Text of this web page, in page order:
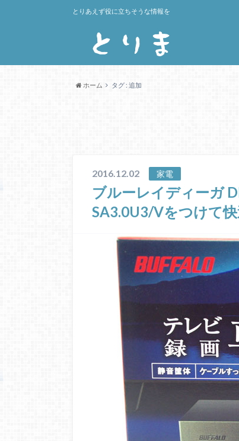
とりあえず役に立ちそうな情報を
ホーム タグ : 追加
2016.12.02 家電
ブルーレイディーガ
SA3.0U3/Vをつけて